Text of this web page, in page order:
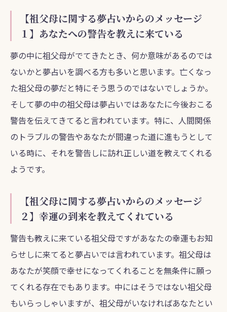
【祖父母に関する夢占いからのメッセージ
１】あなたへの警告を教えに来ている
夢の中に祖父母がでてきたとき、何か意味があるのでは
ないかと夢占いを調べる方も多いと思います。亡くなっ
た祖父母の夢だと特にそう思うのではないでしょうか。
そして夢の中の祖父母は夢占いではあなたに今後おこる
警告を伝えてきてると言われています。特に、人間関係
のトラブルの警告やあなたが間違った道に進もうとして
いる時に、それを警告しに訪れ正しい道を教えてくれる
ようです。
【祖父母に関する夢占いからのメッセージ
２】幸運の到来を教えてくれている
警告も教えに来ている祖父母ですがあなたの幸運もお知
らせしに来てると夢占いでは言われています。祖父母は
あなたが笑顔で幸せになってくれることを無条件に願っ
てくれる存在でもあります。中にはそうではない祖父母
もいらっしゃいますが、祖父母がいなければあなたとい